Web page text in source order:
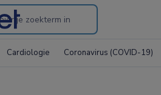
Cardiologie Coronavirus (COVID-19)